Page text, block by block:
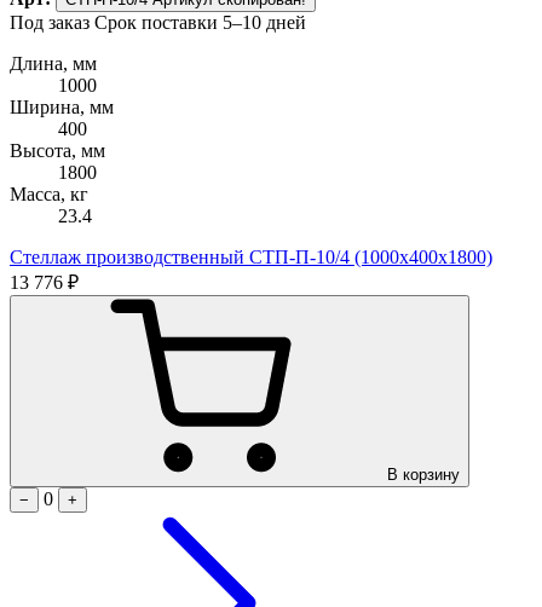
Под заказ Срок поставки 5–10 дней
Длина, мм
1000
Ширина, мм
400
Высота, мм
1800
Масса, кг
23.4
Стеллаж производственный СТП-П-10/4 (1000х400х1800)
13 776 ₽
В корзину
−
0 +